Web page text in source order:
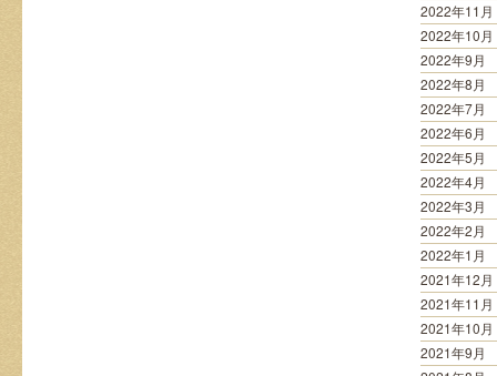
2022年11月
2022年10月
2022年9月
2022年8月
2022年7月
2022年6月
2022年5月
2022年4月
2022年3月
2022年2月
2022年1月
2021年12月
2021年11月
2021年10月
2021年9月